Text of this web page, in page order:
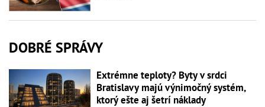
DOBRÉ SPRÁVY
Extrémne teploty? Byty v srdci
Bratislavy majú výnimočný systém,
ktorý ešte aj šetrí náklady